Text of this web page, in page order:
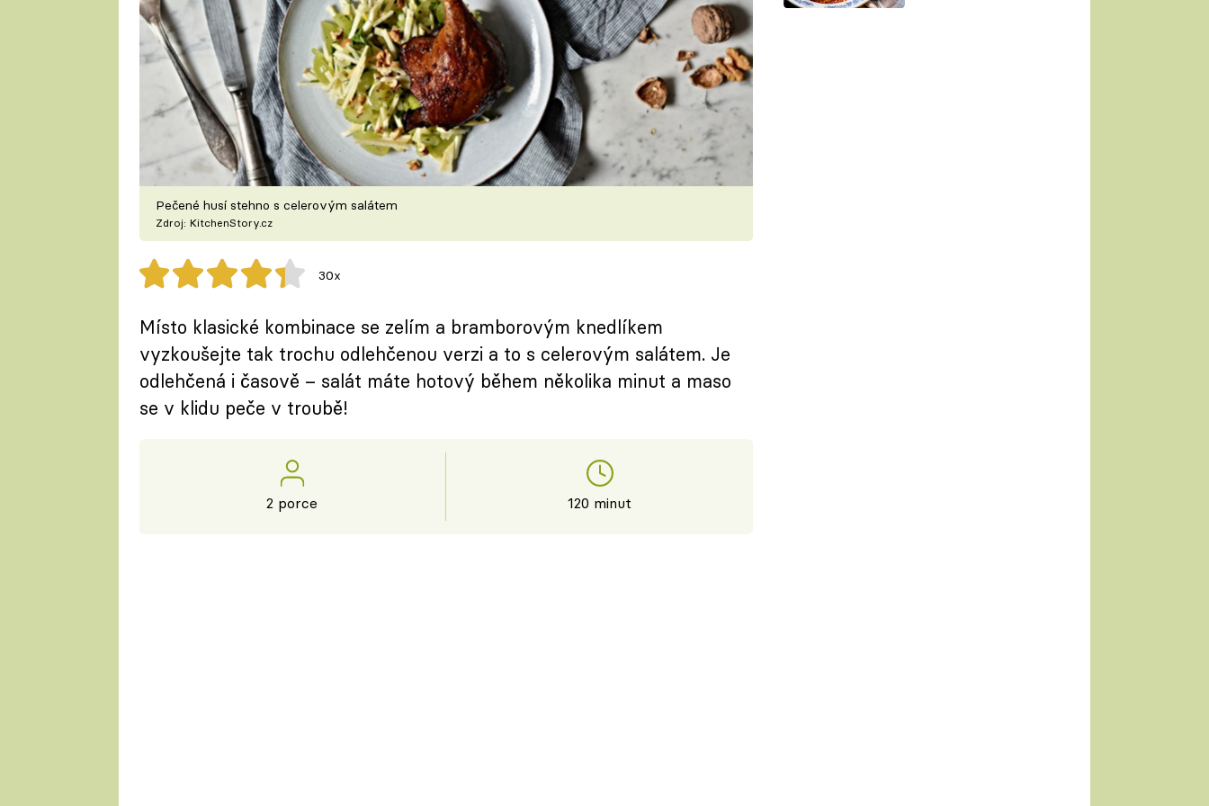
Pečené husí stehno s celerovým salátem
Zdroj: KitchenStory.cz
30x
Místo klasické kombinace se zelím a bramborovým knedlíkem
vyzkoušejte tak trochu odlehčenou verzi a to s celerovým salátem. Je
odlehčená i časově – salát máte hotový během několika minut a maso
se v klidu peče v troubě!
2 porce 120 minut